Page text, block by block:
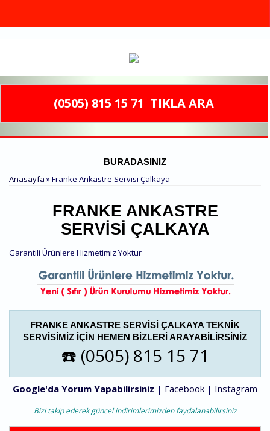
(0505) 815 15 71 TIKLA ARA
BURADASINIZ
Anasayfa » Franke Ankastre Servisi Çalkaya
FRANKE ANKASTRE
SERVISI ÇALKAYA
Garantili Ürünlere Hizmetimiz Yoktur
FRANKE ANKASTRE SERVISI ÇALKAYA TEKNIK
SERVISIMIZ IÇIN HEMEN BIZLERI ARAYABILIRSINIZ
☎️ (0505) 815 15 71
Google'da Yorum Yapabilirsiniz | Facebook | Instagram
Bizi takip ederek güncel indirimlerimizden faydalanabilirsiniz